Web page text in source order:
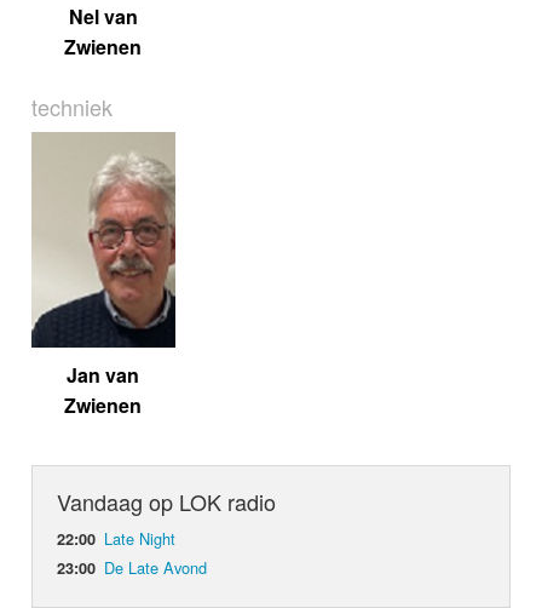
Nel van
Zwienen
techniek
Jan van
Zwienen
Vandaag op LOK radio
22:00 Late Night
23:00 De Late Avond